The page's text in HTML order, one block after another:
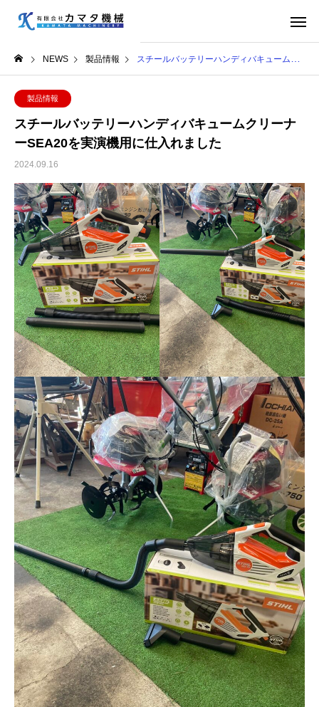
NEWS 製品情報 スチールバッテリーハンディバキュームクリーナーSEA20を実演機用に仕入れました
製品情報
スチールバッテリーハンディバキュームクリーナ
ーSEA20を実演機用に仕入れました
2024.09.16